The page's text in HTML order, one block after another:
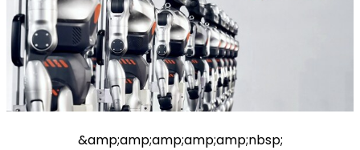
&amp;amp;amp;amp;amp;nbsp;